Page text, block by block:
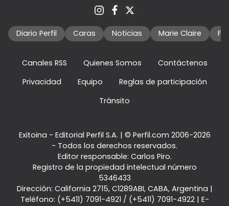
Diario Perfil Caras Noticias Marie Claire
Canales RSS Quienes Somos
Contáctenos
Privacidad
Equipo
Reglas de participación
Tránsito
Exitoina - Editorial Perfil S.A. | © Perfil.com 2006-2026
- Todos los derechos reservados.
Editor responsable: Carlos Piro.
Registro de la propiedad intelectual número
5346433
Dirección: California 2715, C1289ABI, CABA, Argentina |
Teléfono: (+5411) 7091-4921 / (+5411) 7091-4922| E-